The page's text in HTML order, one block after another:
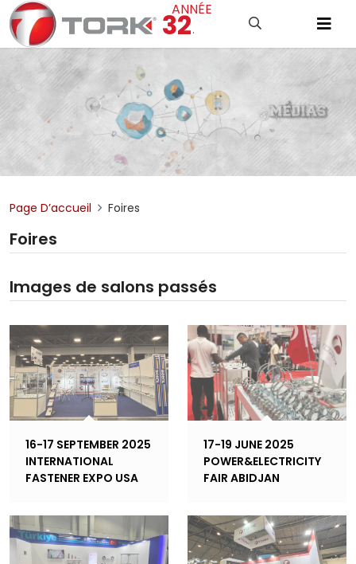
32.
ANNÉE
Page D’accueil Foires
Foires
Images de salons passés
16-17 SEPTEMBER 2025
INTERNATIONAL
FASTENER EXPO USA
17-19 JUNE 2025
POWER&ELECTRICITY
FAIR ABIDJAN